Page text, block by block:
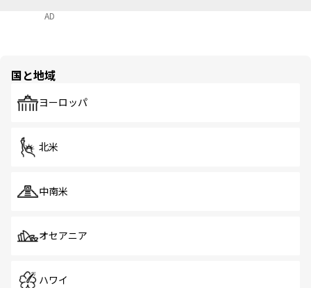
AD
国と地域
ヨーロッパ
北米
中南米
オセアニア
ハワイ